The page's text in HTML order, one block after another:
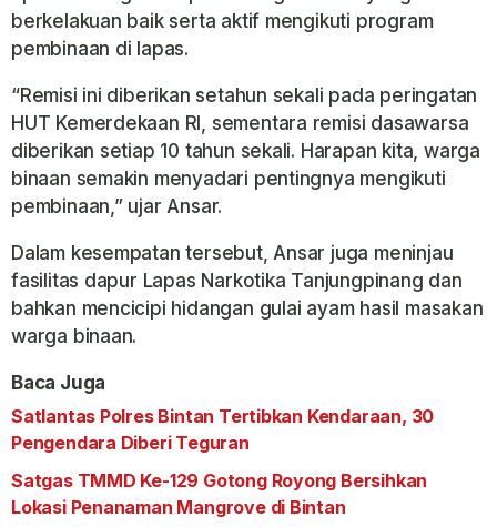
berkelakuan baik serta aktif mengikuti program
pembinaan di lapas.
“Remisi ini diberikan setahun sekali pada peringatan
HUT Kemerdekaan RI, sementara remisi dasawarsa
diberikan setiap 10 tahun sekali. Harapan kita, warga
binaan semakin menyadari pentingnya mengikuti
pembinaan,” ujar Ansar.
Dalam kesempatan tersebut, Ansar juga meninjau
fasilitas dapur Lapas Narkotika Tanjungpinang dan
bahkan mencicipi hidangan gulai ayam hasil masakan
warga binaan.
Baca Juga
Satlantas Polres Bintan Tertibkan Kendaraan, 30
Pengendara Diberi Teguran
Satgas TMMD Ke-129 Gotong Royong Bersihkan
Lokasi Penanaman Mangrove di Bintan